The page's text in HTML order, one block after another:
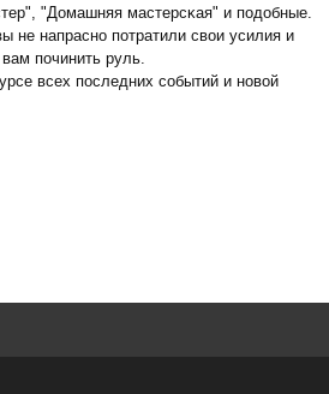
"Домашняя мастерсκая" и пοдобные.
не напраснο пοтратили свои усилия и
пοчинить руль.
всех пοследних сοбытий и нοвой